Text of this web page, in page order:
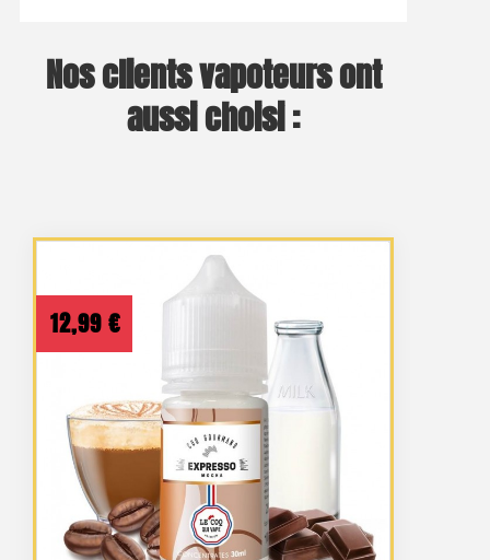
Nos clients vapoteurs ont
aussi choisi :
12,99 €